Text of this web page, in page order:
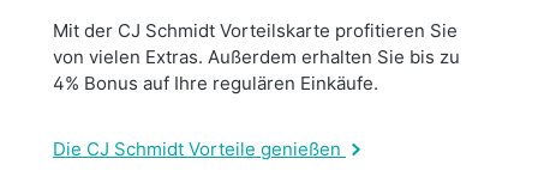
Mit der CJ Schmidt Vorteilskarte profitieren Sie
von vielen Extras. Außerdem erhalten Sie bis zu
4% Bonus auf Ihre regulären Einkäufe.
Die CJ Schmidt Vorteile genießen